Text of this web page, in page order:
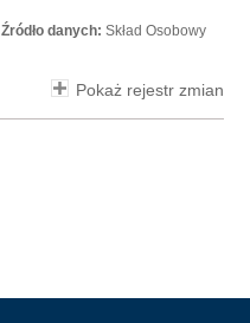
Źródło danych: Skład Osobowy
Pokaż rejestr zmian